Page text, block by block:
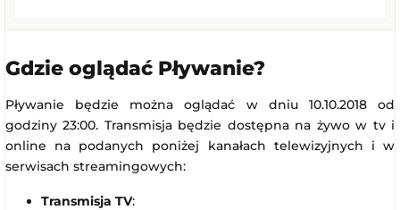
Gdzie oglądać Pływanie?
Pływanie będzie można oglądać w dniu 10.10.2018 od
godziny 23:00. Transmisja będzie dostępna na żywo w tv i
online na podanych poniżej kanałach telewizyjnych i w
serwisach streamingowych:
Transmisja TV: